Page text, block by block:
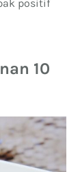
positif
10